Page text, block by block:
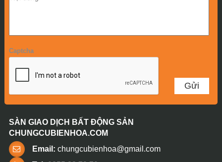
Captcha
SÀN GIAO DỊCH BẤT ĐỘNG SẢN
CHUNGCUBIENHOA.COM
Email: chungcubienhoa@gmail.com